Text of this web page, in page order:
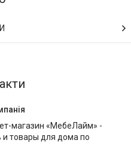
магазин «МебеЛайм» -
и товары для дома по